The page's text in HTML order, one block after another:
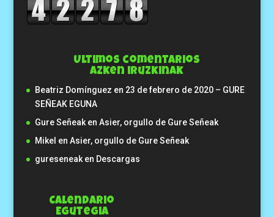
Ultimos comentarios
Azken iruzkinak
Beatriz Domínguez en 23 de febrero de 2020 – GURE
SEÑEAK EGUNA
Gure Señeaken Asier, orgullo de Gure Señeak
Mikel en Asier, orgullo de Gure Señeak
gureseneaken Descargas
Calendario
Egutegia